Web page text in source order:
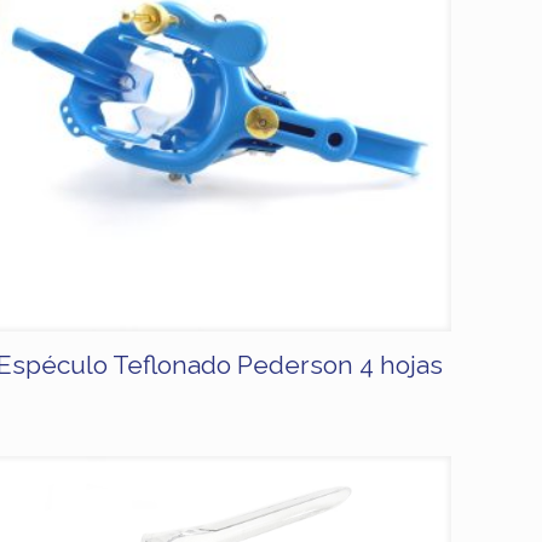
Teflonado Pederson 4 hojas